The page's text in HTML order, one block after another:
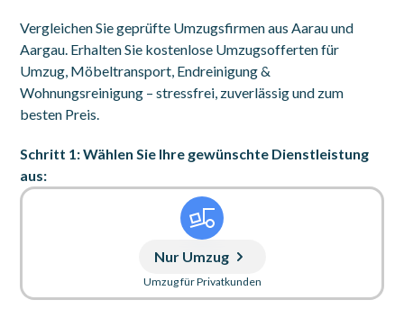
Vergleichen Sie geprüfte Umzugsfirmen aus Aarau und
Aargau. Erhalten Sie kostenlose Umzugsofferten für
Umzug, Möbeltransport, Endreinigung &
Wohnungsreinigung – stressfrei, zuverlässig und zum
besten Preis.
Schritt 1: Wählen Sie Ihre gewünschte Dienstleistung
aus:
Nur Umzug
Umzug für Privatkunden